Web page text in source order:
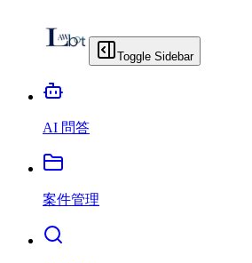
Toggle Sidebar
AI 問答
案件管理